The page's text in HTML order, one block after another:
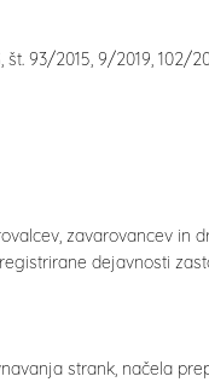
93/2015, 9/2019, 102/
zavarovancev in
dejavnosti
strank, načela